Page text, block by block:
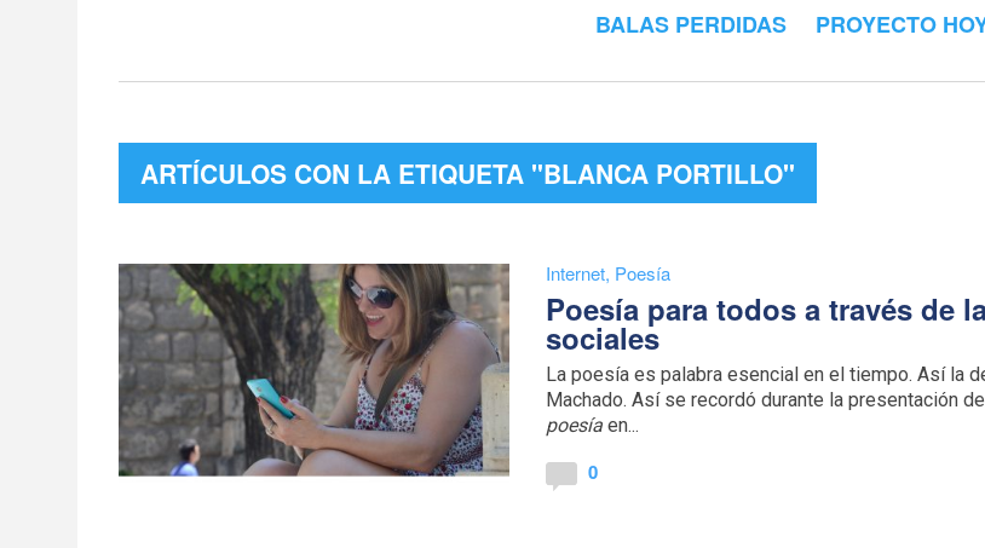
BALAS PERDIDAS
PROYECTO
ARTÍCULOS CON LA ETIQUETA "BLANCA PORTILLO"
Internet, Poesía
Poesía para todos a través de
sociales
La poesía es palabra esencial en el tiempo. Así la
Machado. Así se recordó durante la presentación
poesía en...
0